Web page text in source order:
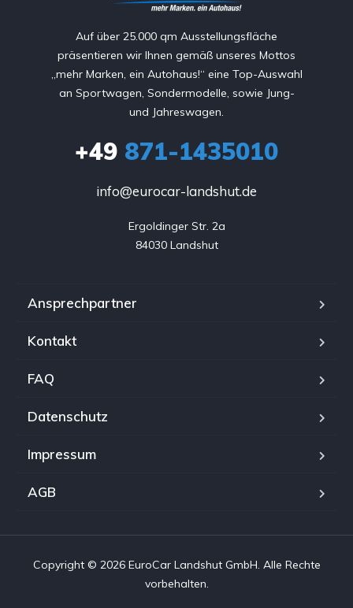
Auf über 25.000 qm Ausstellungsfläche
präsentieren wir Ihnen gemäß unseres Mottos
„mehr Marken, ein Autohaus!“ eine Top-Auswahl
an Sportwagen, Sondermodelle, sowie Jung-
und Jahreswagen.
+49 871-1435010
info@eurocar-landshut.de
Ergoldinger Str. 2a
84030 Landshut
Ansprechpartner
Kontakt
FAQ
Datenschutz
Impressum
AGB
Copyright © 2026 EuroCar Landshut GmbH. Alle Rechte
vorbehalten.